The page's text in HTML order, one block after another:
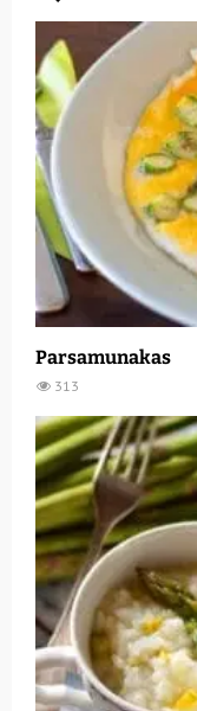
Parsamunakas
313